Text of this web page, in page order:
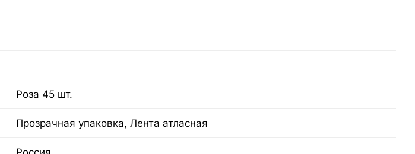
Роза 45 шт.
Прозрачная упаковка, Лента атласная